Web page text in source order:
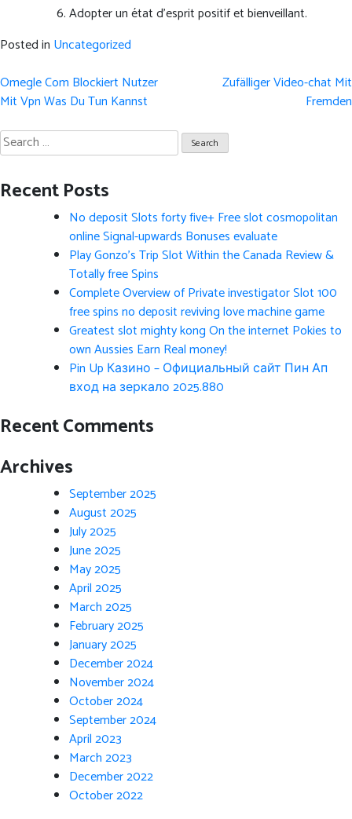
Adopter un état d'esprit positif et bienveillant.
Posted in Uncategorized
Post
navigation
Omegle Com Blockiert Nutzer
Mit Vpn Was Du Tun Kannst
Zufälliger Video-chat Mit
Fremden
Search
for:
Recent Posts
No deposit Slots forty five+ Free slot cosmopolitan
online Signal-upwards Bonuses evaluate
Play Gonzo’s Trip Slot Within the Canada Review &
Totally free Spins
Complete Overview of Private investigator Slot 100
free spins no deposit reviving love machine game
Greatest slot mighty kong On the internet Pokies to
own Aussies Earn Real money!
Pin Up Казино – Официальный сайт Пин Ап
вход на зеркало 2025.880
Recent Comments
Archives
September 2025
August 2025
July 2025
June 2025
May 2025
April 2025
March 2025
February 2025
January 2025
December 2024
November 2024
October 2024
September 2024
April 2023
March 2023
December 2022
October 2022